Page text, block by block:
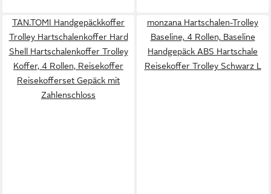
TAN.TOMI Handgepäckkoffer
Trolley Hartschalenkoffer Hard
Shell Hartschalenkoffer Trolley
Koffer, 4 Rollen, Reisekoffer
Reisekofferset Gepäck mit
Zahlenschloss
monzana Hartschalen-Trolley
Baseline, 4 Rollen, Baseline
Handgepäck ABS Hartschale
Reisekoffer Trolley Schwarz L